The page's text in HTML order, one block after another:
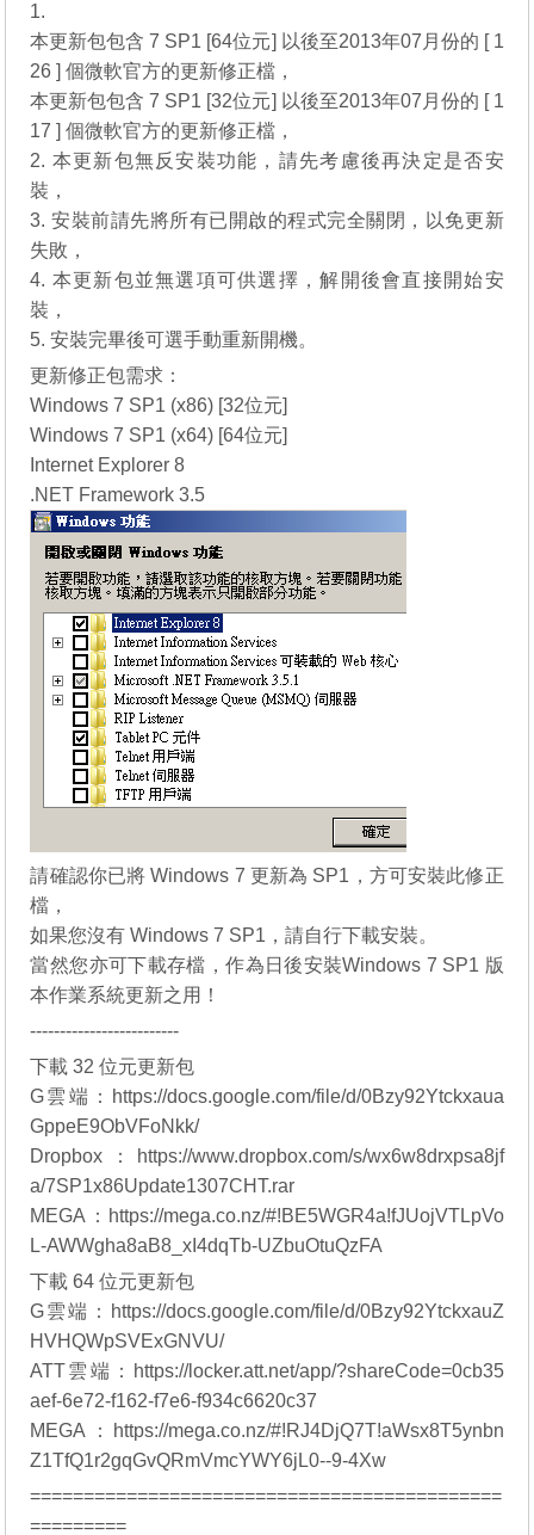
1.
本更新包包含 7 SP1 [64位元] 以後至2013年07月份的 [ 1
26 ] 個微軟官方的更新修正檔，
本更新包包含 7 SP1 [32位元] 以後至2013年07月份的 [ 1
17 ] 個微軟官方的更新修正檔，
2. 本更新包無反安裝功能，請先考慮後再決定是否安
裝，
3. 安裝前請先將所有已開啟的程式完全關閉，以免更新
失敗，
4. 本更新包並無選項可供選擇，解開後會直接開始安
裝，
5. 安裝完畢後可選手動重新開機。
更新修正包需求：
Windows 7 SP1 (x86) [32位元]
Windows 7 SP1 (x64) [64位元]
Internet Explorer 8
.NET Framework 3.5
請確認你已將 Windows 7 更新為 SP1，方可安裝此修正
檔，
如果您沒有Windows 7 SP1 ，請自行下載安裝。
當然您亦可下載存檔，作為日後安裝Windows 7 SP1 版
本作業系統更新之用！
-------------------------
下載 32 位元更新包
G雲端：
https://docs.google.com/file/d/0Bzy92Ytckxaua
GppeE9ObVFoNkk/
Dropbox：
https://www.dropbox.com/s/wx6w8drxpsa8jf
a/7SP1x86Update1307CHT.rar
MEGA： https://mega.co.nz/#!BE5WGR4a!fJUojVTLpVo
L-AWWgha8aB8_xI4dqTb-UZbuOtuQzFA
下載 64 位元更新包
G雲端：
https://docs.google.com/file/d/0Bzy92YtckxauZ
HVHQWpSVExGNVU/
ATT雲端：
https://locker.att.net/app/?shareCode=0cb35
aef-6e72-f162-f7e6-f934c6620c37
MEGA：
https://mega.co.nz/#!RJ4DjQ7T!aWsx8T5ynbn
Z1TfQ1r2gqGvQRmVmcYWY6jL0--9-4Xw
============================================
=========